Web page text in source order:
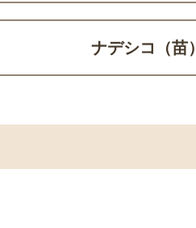
ナデシコ（苗）